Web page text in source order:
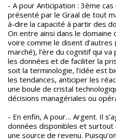
- A pour Anticipation : 3ème
présenté par le Graal de tout
à-dire la capacité à partir des
On entre ainsi dans le
voire comme le disent d’autres
marché), l’ère du cognitif qui
les données et de faciliter la
soit la terminologie, l’idée est
les tendances, anticiper les
une boule de cristal
décisions managériales ou
- En enfin, A pour… Argent. Il
données disponibles et surtout
une source de revenu.